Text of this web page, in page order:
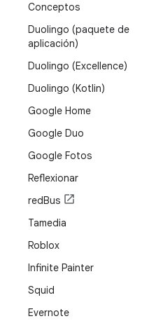
Conceptos
Duolingo (paquete de
aplicación)
Duolingo (Excellence)
Duolingo (Kotlin)
Google Home
Google Duo
Google Fotos
Reflexionar
redBus
Tamedia
Roblox
Infinite Painter
Squid
Evernote